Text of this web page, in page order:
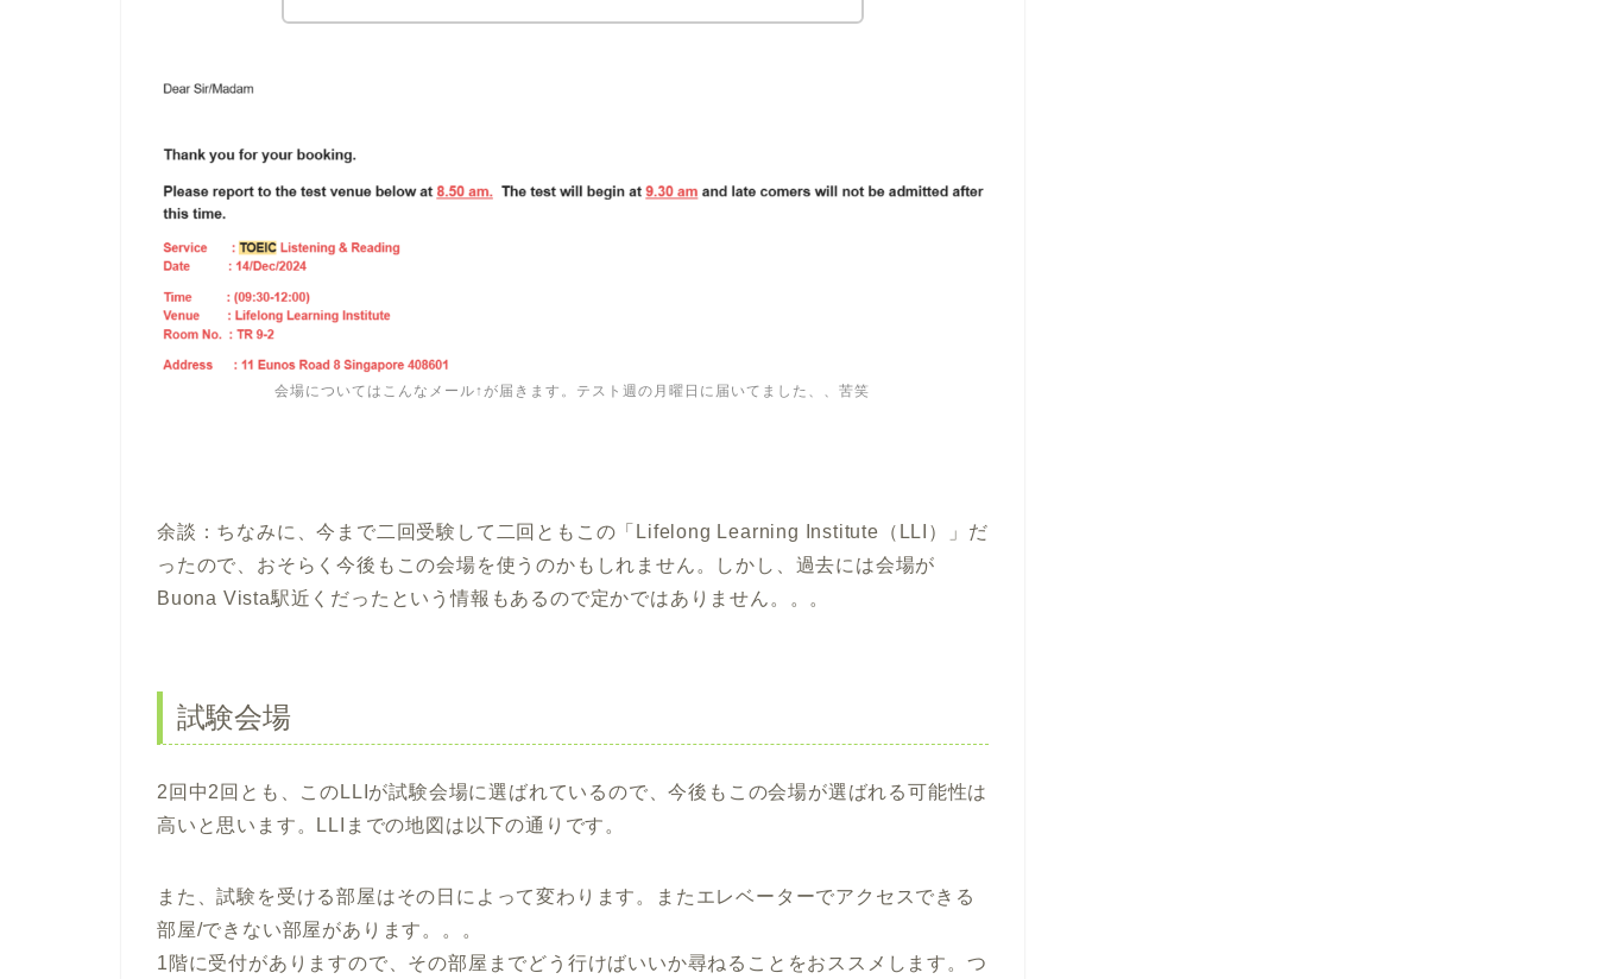
会場についてはこんなメール↑が届きます。テスト週の月曜日に届いてました、、苦笑
余談：ちなみに、今まで二回受験して二回ともこの「Lifelong Learning Institute（LLI）」だ
ったので、おそらく今後もこの会場を使うのかもしれません。しかし、過去には会場が
Buona Vista駅近くだったという情報もあるので定かではありません。。。
試験会場
2回中2回とも、このLLIが試験会場に選ばれているので、今後もこの会場が選ばれる可能性は
高いと思います。LLIまでの地図は以下の通りです。
また、試験を受ける部屋はその日によって変わります。またエレベーターでアクセスできる
部屋/できない部屋があります。。。
1階に受付がありますので、その部屋までどう行けばいいか尋ねることをおススメします。つ